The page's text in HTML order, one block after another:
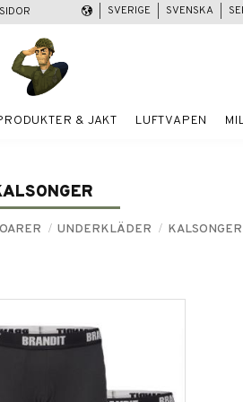
SVERIGE SVENSKA
& JAKT LUFTVAPEN
UNDERKLÄDER KALSONGER